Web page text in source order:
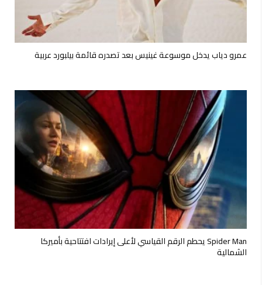
عمرو دياب يدخل موسوعة غينيس بعد تصدره قائمة بيلبورد عربية
Spider Man يحطم الرقم القياسي لأعلى إيرادات افتتاحية بأميركا
الشمالية